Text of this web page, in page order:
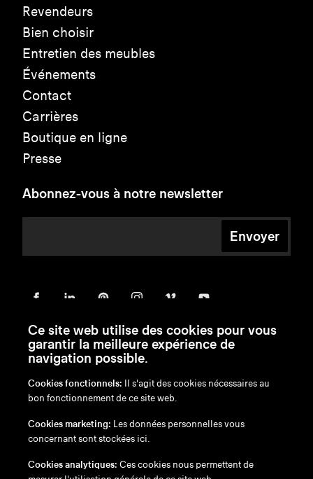
Revendeurs
Bien choisir
Entretien des meubles
Événements
Contact
Carrières
Boutique en ligne
Presse
Abonnez-vous à notre newsletter
Envoyer
en/nl/fr/de
Exonération de responsabilité
Politique en matière de cookies
Ce site web utilise des cookies pour vous
garantir la meilleure expérience de
navigation possible.
Cookies fonctionnels: Il s'agit des cookies nécessaires au
bon fonctionnement de ce site web.
Cookies marketing: Les données personnelles vous
concernant sont stockées ici.
Cookies analytiques: Ces cookies nous permettent de